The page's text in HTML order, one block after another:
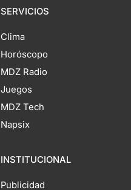
SERVICIOS
Clima
Horóscopo
MDZ Radio
Juegos
MDZ Tech
Napsix
INSTITUCIONAL
Publicidad